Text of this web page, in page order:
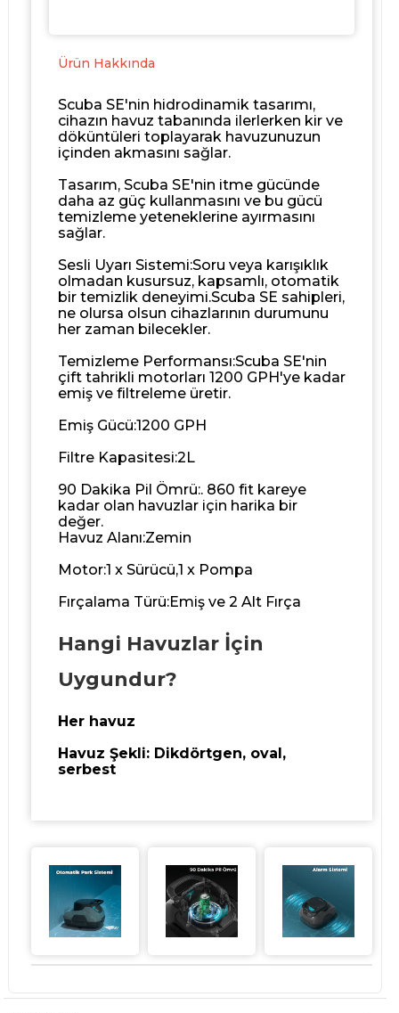
Ürün Hakkında
Scuba SE'nin hidrodinamik tasarımı,
cihazın havuz tabanında ilerlerken kir ve
döküntüleri toplayarak havuzunuzun
içinden akmasını sağlar.
Tasarım, Scuba SE'nin itme gücünde
daha az güç kullanmasını ve bu gücü
temizleme yeteneklerine ayırmasını
sağlar.
Sesli Uyarı Sistemi:Soru veya karışıklık
olmadan kusursuz, kapsamlı, otomatik
bir temizlik deneyimi.Scuba SE sahipleri,
ne olursa olsun cihazlarının durumunu
her zaman bilecekler.
Temizleme Performansı:Scuba SE'nin
çift tahrikli motorları 1200 GPH'ye kadar
emiş ve filtreleme üretir.
Emiş Gücü:1200 GPH
Filtre Kapasitesi:2L
90 Dakika Pil Ömrü:. 860 fit kareye
kadar olan havuzlar için harika bir
değer.
Havuz Alanı:Zemin
Motor:1 x Sürücü,1 x Pompa
Fırçalama Türü:Emiş ve 2 Alt Fırça
Hangi Havuzlar İçin
Uygundur?
Her havuz
Havuz Şekli: Dikdörtgen, oval,
serbest